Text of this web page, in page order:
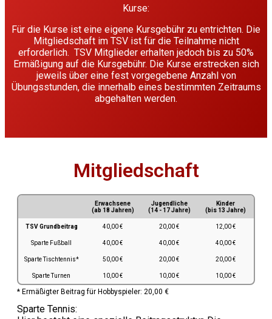
Kurse:
Für die Kurse ist eine eigene Kursgebühr zu entrichten. Die
Mitgliedschaft im TSV ist für die Teilnahme nicht
erforderlich. TSV Mitglieder erhalten jedoch bis zu 50%
Ermäßigung auf die Kursgebühr. Die Kurse erstrecken sich
jeweils über eine fest vorgegebene Anzahl von
Übungsstunden, die innerhalb eines bestimmten Zeitraums
abgehalten werden.
Mitgliedschaft
Erwachsene
(ab 18 Jahren)
Jugendliche
(14 - 17 Jahre)
Kinder
(bis 13 Jahre)
TSV Grundbeitrag 40,00 € 20,00 € 12,00 €
Sparte Fußball 40,00 € 40,00 € 40,00 €
Sparte Tischtennis* 50,00 € 20,00 € 20,00 €
Sparte Turnen 10,00 € 10,00 € 10,00 €
* Ermäßigter Beitrag für Hobbyspieler: 20,00 €
Sparte Tennis: